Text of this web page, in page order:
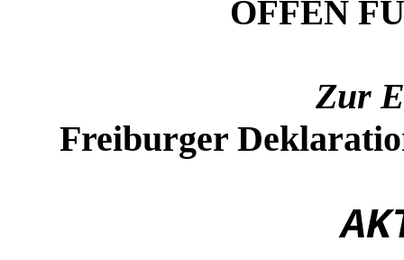
OFFEN
Zur
Freiburger